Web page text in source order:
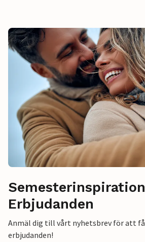
Erbjudanden
Anmäl dig till vårt nyhetsbrev för att
erbjudanden!